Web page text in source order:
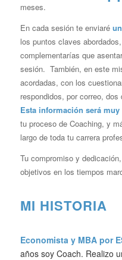
meses.
En cada sesión te enviaré
los puntos claves
complementarías que
sesión. También, en este
acordadas, con los
respondidos, por correo,
Esta información será
tu proceso de Coaching, y
largo de toda tu carrera
Tu compromiso y
objetivos en los tiempos
MI HISTORIA
Economista y MBA por
años soy Coach. Realizo